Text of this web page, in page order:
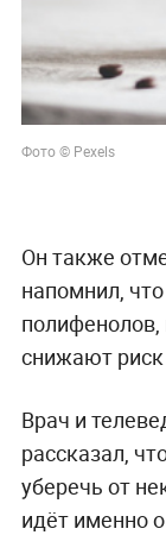
Фото © Pexels
Он также
напомнил,
полифенолов,
снижают риск
Врач и
рассказал,
уберечь от
идёт именно